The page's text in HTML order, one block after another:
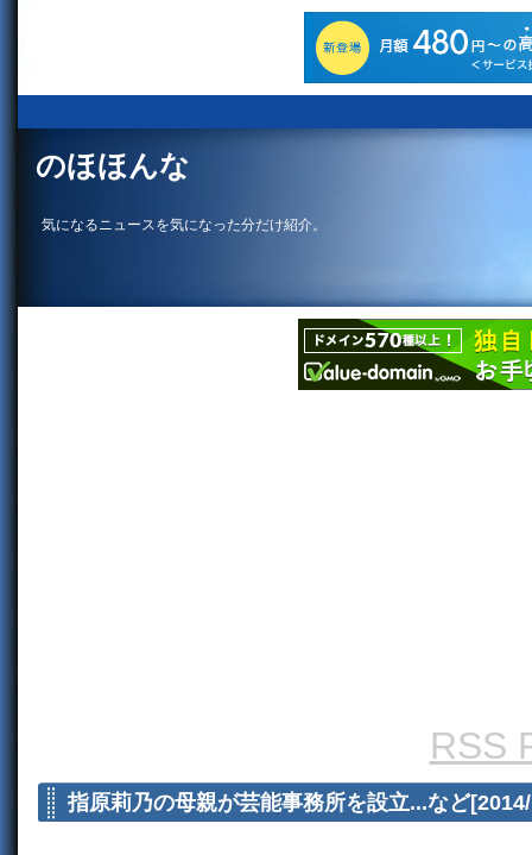
のほほんな
気になるニュースを気になった分だけ紹介。
RSS
指原莉乃の母親が芸能事務所を設立...など